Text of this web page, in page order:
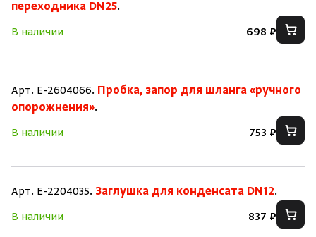
переходника DN25.
В наличии
698 ₽
Арт. E-2604066. Пробка, запор для шланга «ручного
опорожнения».
В наличии
753 ₽
Арт. E-2204035. Заглушка для конденсата DN12.
В наличии
837 ₽